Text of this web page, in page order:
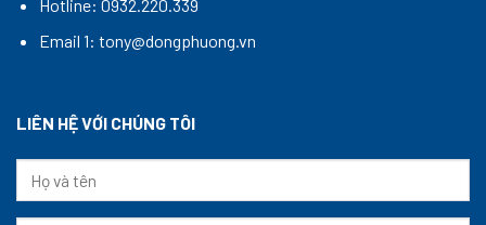
Hotline: 0932.220.339
Email 1: tony@dongphuong.vn
LIÊN HỆ VỚI CHÚNG TÔI